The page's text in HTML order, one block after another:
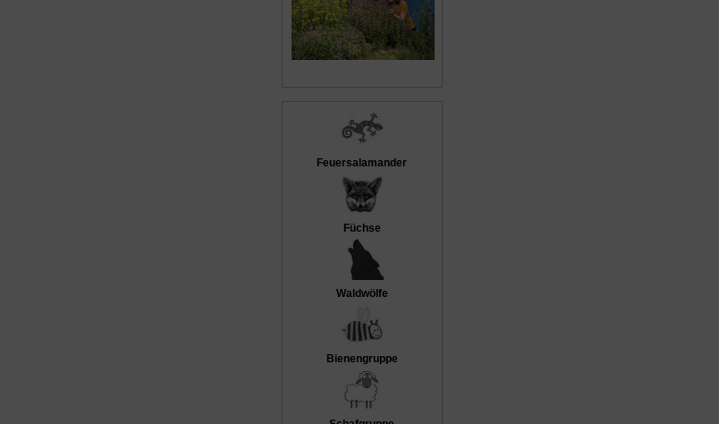
Feuersalamander
Füchse
Waldwölfe
Bienengruppe